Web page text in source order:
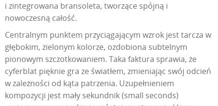
i zintegrowana bransoleta, tworzące spójną i
nowoczesną całość.
Centralnym punktem przyciągającym wzrok jest tarcza w
głębokim, zielonym kolorze, ozdobiona subtelnym
pionowym szczotkowaniem. Taka faktura sprawia, że
cyferblat pięknie gra ze światłem, zmieniając swój odcień
w zależności od kąta patrzenia. Uzupełnieniem
kompozycji jest mały sekundnik (small seconds)